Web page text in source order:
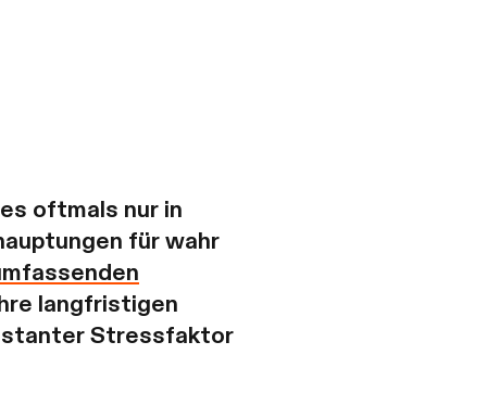
oftmals nur in
für wahr
langfristigen
Stressfaktor